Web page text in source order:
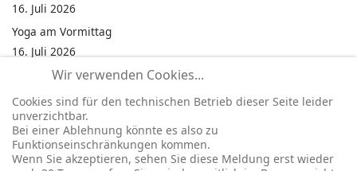
16. Juli 2026
Yoga am Vormittag
16. Juli 2026
Pilates am Abend
16. Juli 2026
Jumping Fitness Intervall
16. Juli 2026
Jumping Fitness Erwachsene
Wir verwenden Cookies...
Cookies sind für den technischen Betrieb dieser Seite leider
unverzichtbar.
Bei einer Ablehnung könnte es also zu
Funktionseinschränkungen kommen.
Wenn Sie akzeptieren, sehen Sie diese Meldung erst wieder